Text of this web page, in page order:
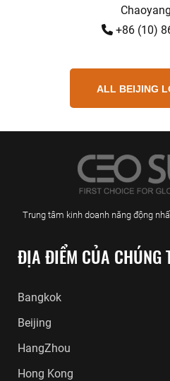
+86 (10)
ALL BEIJING
Trung tâm kinh doanh năng động
ĐỊA ĐIỂM CỦA CHÚNG
Bangkok
Beijing
HangZhou
Hong Kong